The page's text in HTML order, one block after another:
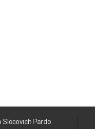
Slocovich Pardo